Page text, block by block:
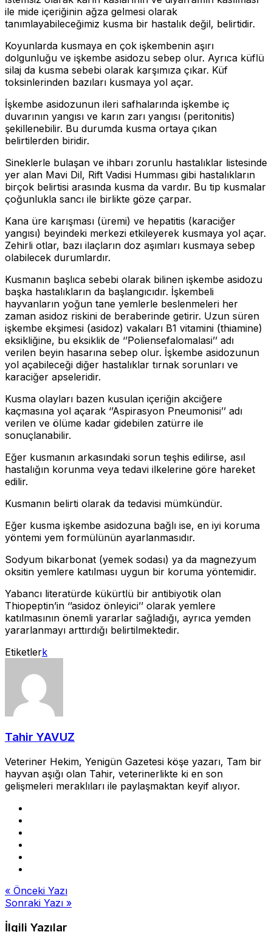
ile mide içeriğinin ağza gelmesi olarak
tanımlayabileceğimiz kusma bir hastalık değil, belirtidir.
Koyunlarda kusmaya en çok işkembenin aşırı
dolgunluğu ve işkembe asidozu sebep olur. Ayrıca küflü
silaj da kusma sebebi olarak karşımıza çıkar. Küf
toksinlerinden bazıları kusmaya yol açar.
İşkembe asidozunun ileri safhalarında işkembe iç
duvarının yangısı ve karın zarı yangısı (peritonitis)
şekillenebilir. Bu durumda kusma ortaya çıkan
belirtilerden biridir.
Sineklerle bulaşan ve ihbarı zorunlu hastalıklar listesinde
yer alan Mavi Dil, Rift Vadisi Humması gibi hastalıkların
birçok belirtisi arasında kusma da vardır. Bu tip kusmalar
çoğunlukla sancı ile birlikte göze çarpar.
Kana üre karışması (üremi) ve hepatitis (karaciğer
yangısı) beyindeki merkezi etkileyerek kusmaya yol açar.
Zehirli otlar, bazı ilaçların doz aşımları kusmaya sebep
olabilecek durumlardır.
Kusmanın başlıca sebebi olarak bilinen işkembe asidozu
başka hastalıkların da başlangıcıdır. İşkembeli
hayvanların yoğun tane yemlerle beslenmeleri her
zaman asidoz riskini de beraberinde getirir. Uzun süren
işkembe ekşimesi (asidoz) vakaları B1 vitamini (thiamine)
eksikliğine, bu eksiklik de ‘’Poliensefalomalasi’’ adı
verilen beyin hasarına sebep olur. İşkembe asidozunun
yol açabileceği diğer hastalıklar tırnak sorunları ve
karaciğer apseleridir.
Kusma olayları bazen kusulan içeriğin akciğere
kaçmasına yol açarak ‘’Aspirasyon Pneumonisi’’ adı
verilen ve ölüme kadar gidebilen zatürre ile
sonuçlanabilir.
Eğer kusmanın arkasındaki sorun teşhis edilirse, asıl
hastalığın korunma veya tedavi ilkelerine göre hareket
edilir.
Kusmanın belirti olarak da tedavisi mümkündür.
Eğer kusma işkembe asidozuna bağlı ise, en iyi koruma
yöntemi yem formülünün ayarlanmasıdır.
Sodyum bikarbonat (yemek sodası) ya da magnezyum
oksitin yemlere katılması uygun bir koruma yöntemidir.
Yabancı literatürde kükürtlü bir antibiyotik olan
Thiopeptin’in ‘’asidoz önleyici’’ olarak yemlere
katılmasının önemli yararlar sağladığı, ayrıca yemden
yararlanmayı arttırdığı belirtilmektedir.
Etiketlerk
Tahir YAVUZ
Veteriner Hekim, Yenigün Gazetesi köşe yazarı, Tam bir
hayvan aşığı olan Tahir, veterinerlikte ki en son
gelişmeleri meraklıları ile paylaşmaktan keyif alıyor.
Yazı
gezinmesi
« Önceki Yazı
Sonraki Yazı »
İlgili Yazılar